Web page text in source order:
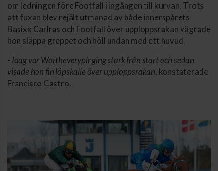
om ledningen före Footfall i ingången till kurvan. Trots
att fuxan blev rejält utmanad av både innerspårets
Basixx Carlras och Footfall över upploppsrakan vägrade
hon släppa greppet och höll undan med ett huvud.
- Idag var Wortheverypinging stark från start och sedan
visade hon fin löpskalle över upploppsrakan, konstaterade
Francisco Castro.